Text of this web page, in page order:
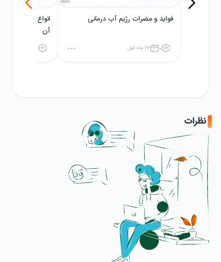
فواید و مضرات رژیم آب درمانی
0 17 ماه قبل
آن
0
نظرات